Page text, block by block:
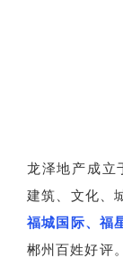
龙泽地产成立
建筑、文化、
福城国际、福
郴州百姓好评。